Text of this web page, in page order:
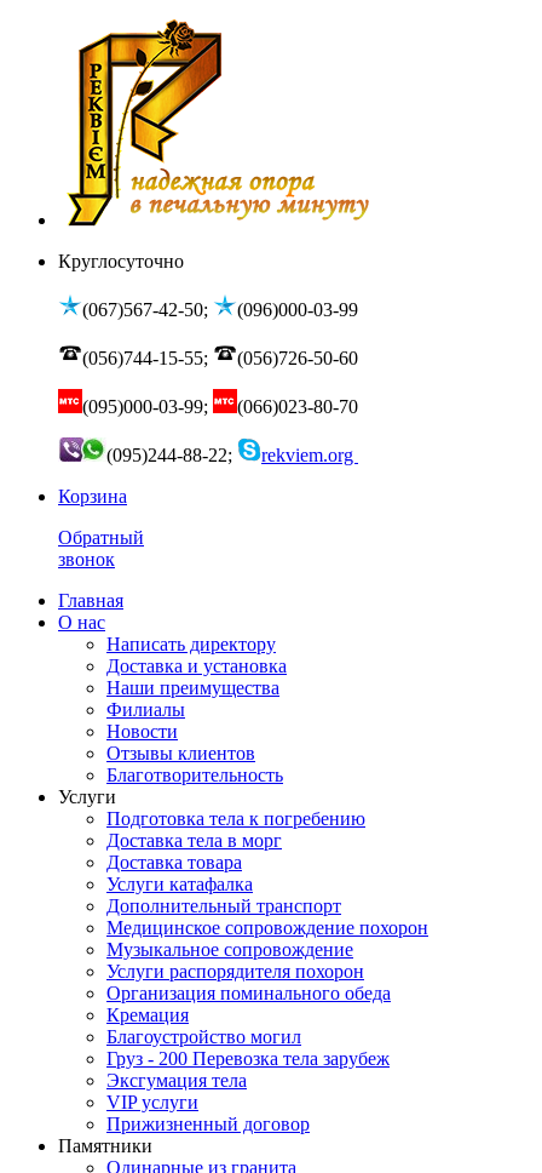
Круглосуточно
(067)567-42-50; (096)000-03-99
(056)744-15-55; (056)726-50-60
(095)000-03-99; (066)023-80-70
(095)244-88-22;
rekviem.org
Корзина
Обратный
звонок
Главная
О нас
Написать директору
Доставка и установка
Наши преимущества
Филиалы
Новости
Отзывы клиентов
Благотворительность
Услуги
Подготовка тела к погребению
Доставка тела в морг
Доставка товара
Услуги катафалка
Дополнительный транспорт
Медицинское сопровождение похорон
Музыкальное сопровождение
Услуги распорядителя похорон
Организация поминального обеда
Кремация
Благоустройство могил
Груз - 200 Перевозка тела зарубеж
Эксгумация тела
VIP услуги
Прижизненный договор
Памятники
Одинарные из гранита